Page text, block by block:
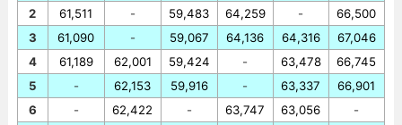
2
3
4
5
6
61,511
61,090
61,189
-
-
-
-
62,001
62,153
62,422
59,483
59,067
59,424
59,916
-
64,259
64,136
-
-
63,747
-
64,316
63,478
63,337
63,056
66,500
67,046
66,745
66,901
-